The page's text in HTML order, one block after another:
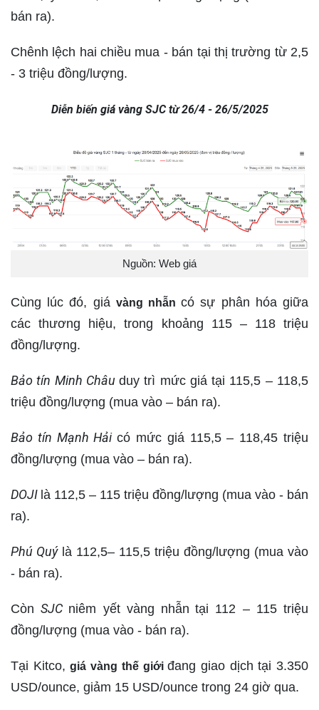
bán ra).
Chênh lệch hai chiều mua - bán tại thị trường từ 2,5
- 3 triệu đồng/lượng.
Diễn biến giá vàng SJC từ 26/4 - 26/5/2025
Nguồn: Web giá
Cùng lúc đó, giá vàng nhẫncó sự phân hóa giữa
các thương hiệu, trong khoảng 115 – 118 triệu
đồng/lượng.
Bảo tín Minh Châuduy trì mức giá tại 115,5 – 118,5
triệu đồng/lượng (mua vào – bán ra).
Bảo tín Mạnh Hảicó mức giá 115,5 – 118,45 triệu
đồng/lượng (mua vào – bán ra).
DOJI là 112,5 – 115 triệu đồng/lượng (mua vào - bán
ra).
Phú Quýlà 112,5– 115,5 triệu đồng/lượng (mua vào
- bán ra).
CònSJC niêm yết vàng nhẫn tại 112 – 115 triệu
đồng/lượng (mua vào - bán ra).
Tại Kitco,giá vàng thế giớiđang giao dịch tại 3.350
USD/ounce, giảm 15 USD/ounce trong 24 giờ qua.